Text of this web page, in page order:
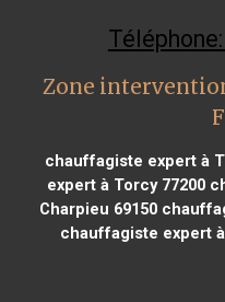
Zone
chauffagiste expert à
expert à Torcy 77200
Charpieu 69150
chauffagiste expert